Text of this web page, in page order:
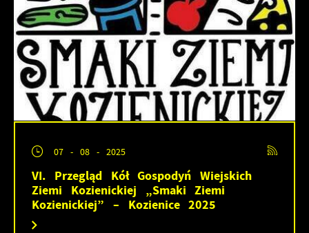
07 - 08 - 2025
VI. Przegląd Kół Gospodyń Wiejskich
Ziemi Kozienickiej „Smaki Ziemi
Kozienickiej” – Kozienice 2025